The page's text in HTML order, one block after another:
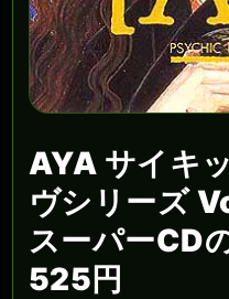
AYA サイキ
ヴシリーズ
スーパーCD
525円